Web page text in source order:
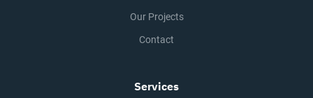
Our Projects
Contact
Services